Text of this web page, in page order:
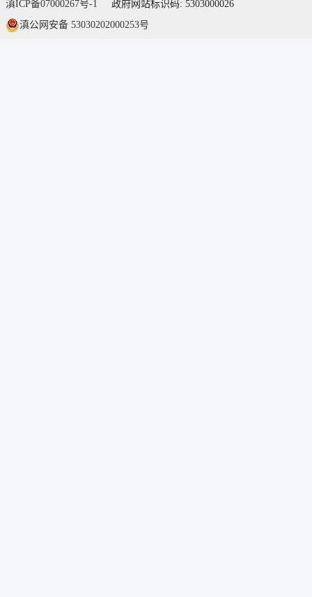
滇ICP备07000267号-1
政府网站标识码: 5303000026
滇公网安备 53030202000253号